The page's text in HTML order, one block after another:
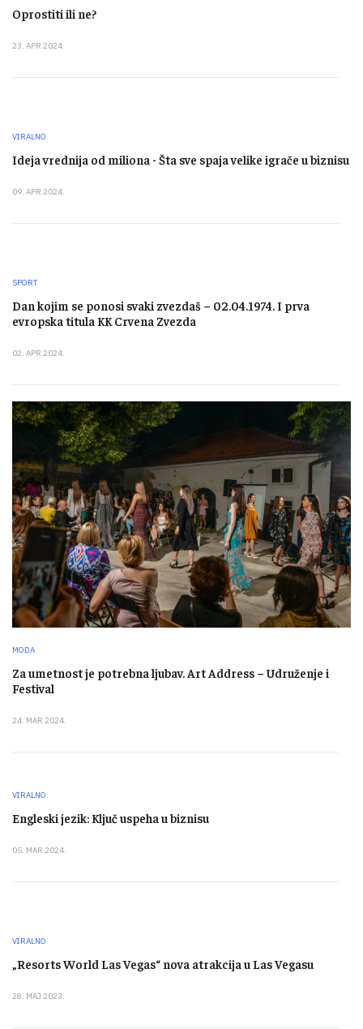
Oprostiti ili ne?
23. APR 2024.
VIRALNO
Ideja vrednija od miliona - Šta sve spaja velike igrače u biznisu
09. APR 2024.
SPORT
Dan kojim se ponosi svaki zvezdaš – 02.04.1974. I prva
evropska titula KK Crvena Zvezda
02. APR 2024.
MODA
Za umetnost je potrebna ljubav. Art Address – Udruženje i
Festival
24. MAR 2024.
VIRALNO
Engleski jezik: Ključ uspeha u biznisu
05. MAR 2024.
VIRALNO
„Resorts World Las Vegas“ nova atrakcija u Las Vegasu
28. MAJ 2023.